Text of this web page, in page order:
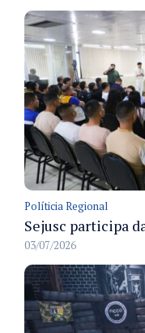
Políticia Regional
03/07/2026